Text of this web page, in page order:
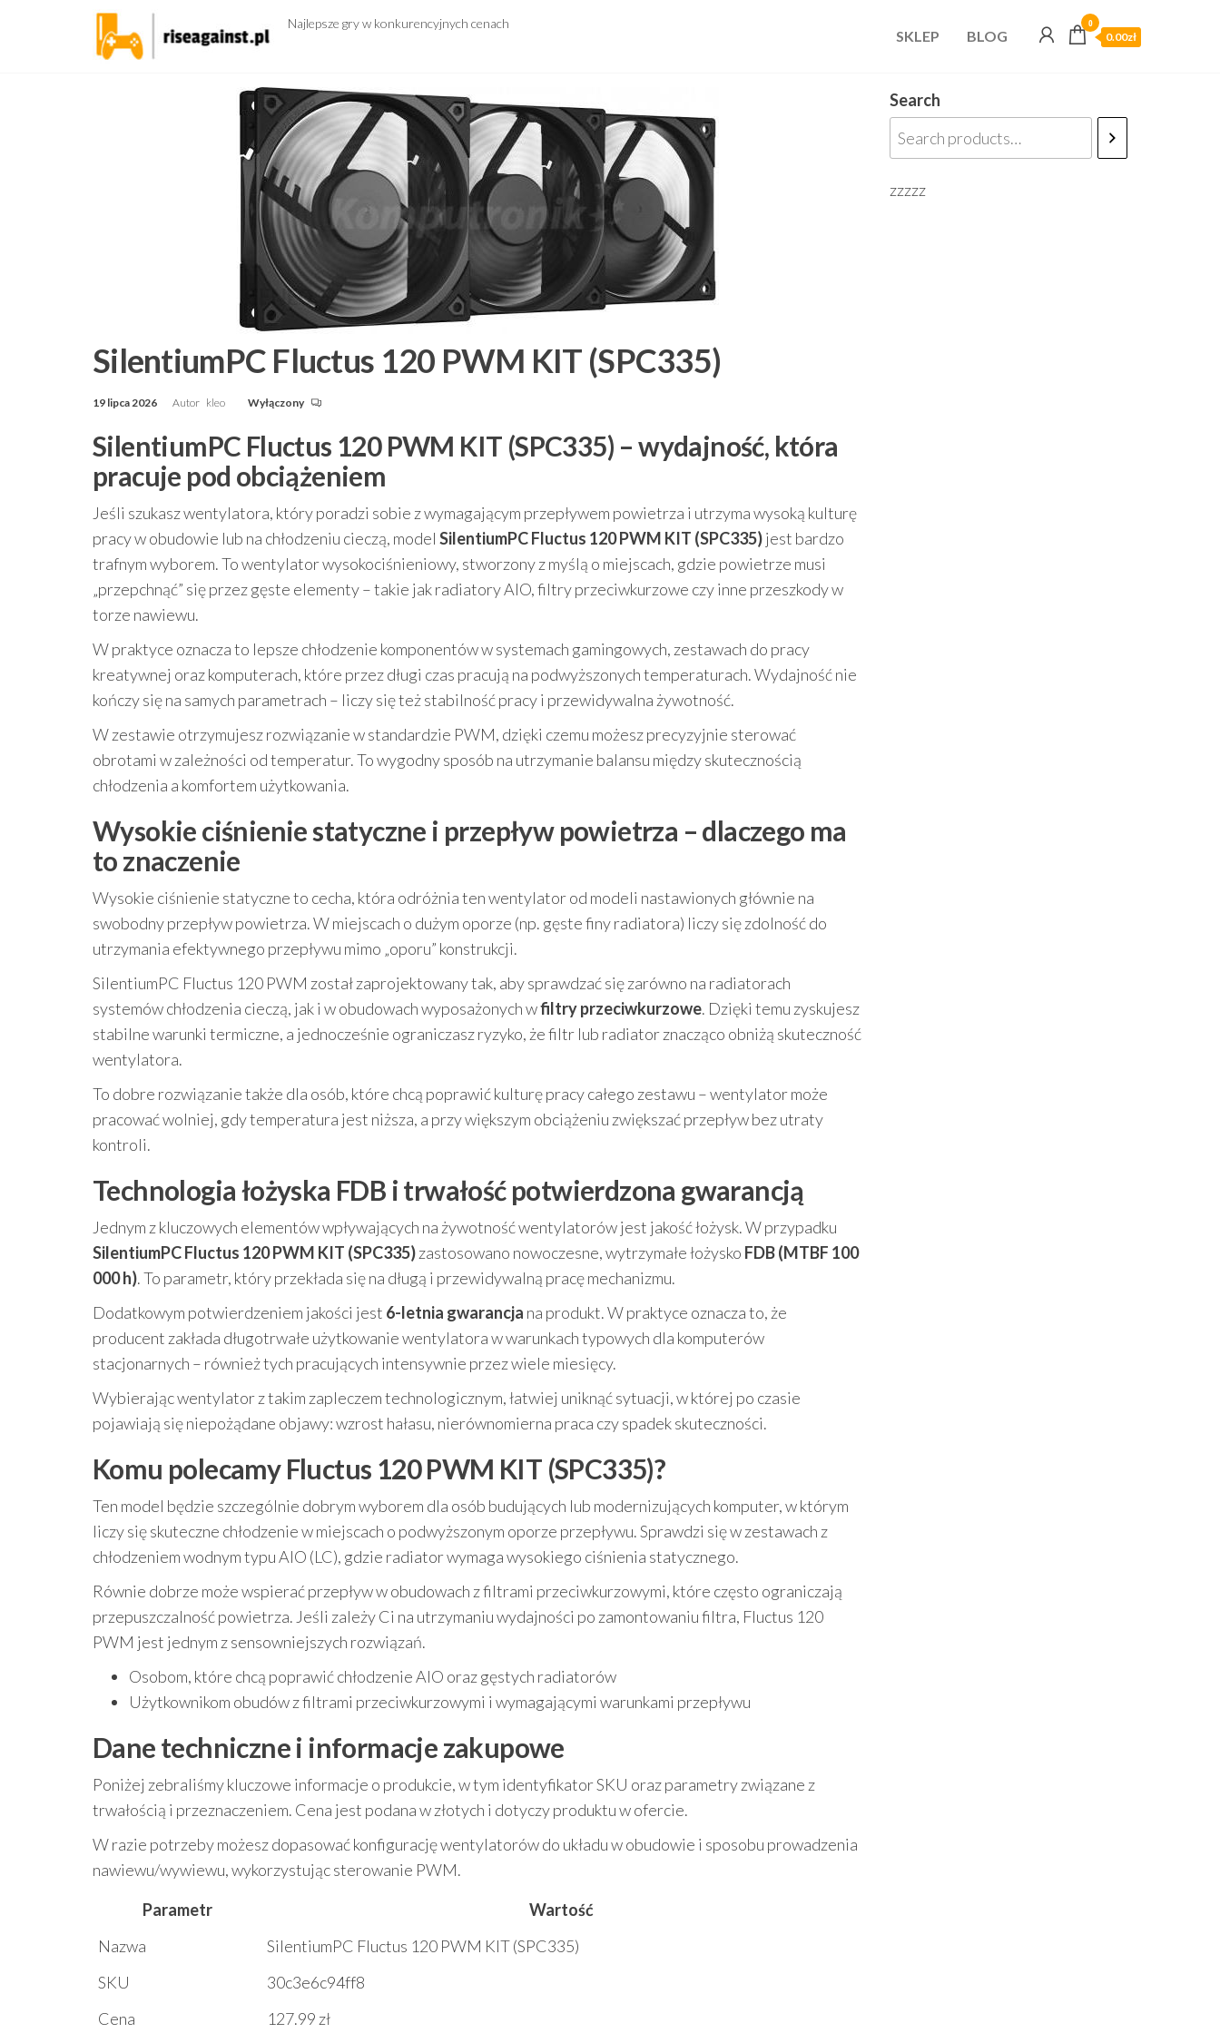
Najlepsze gry w konkurencyjnych cenach
SKLEP BLOG
0
0.00zł
SilentiumPC Fluctus 120 PWM KIT (SPC335)
19 lipca 2026 Autor kleo Wyłączony
SilentiumPC Fluctus 120 PWM KIT (SPC335) – wydajność, która
pracuje pod obciążeniem
Jeśli szukasz wentylatora, który poradzi sobie z wymagającym przepływem powietrza i utrzyma wysoką kulturę
pracy w obudowie lub na chłodzeniu cieczą, model SilentiumPC Fluctus 120 PWM KIT (SPC335)jest bardzo
trafnym wyborem. To wentylator wysokociśnieniowy, stworzony z myślą o miejscach, gdzie powietrze musi
„przepchnąć” się przez gęste elementy – takie jak radiatory AIO, filtry przeciwkurzowe czy inne przeszkody w
torze nawiewu.
W praktyce oznacza to lepsze chłodzenie komponentów w systemach gamingowych, zestawach do pracy
kreatywnej oraz komputerach, które przez długi czas pracują na podwyższonych temperaturach. Wydajność nie
kończy się na samych parametrach – liczy się też stabilność pracy i przewidywalna żywotność.
W zestawie otrzymujesz rozwiązanie w standardzie PWM, dzięki czemu możesz precyzyjnie sterować
obrotami w zależności od temperatur. To wygodny sposób na utrzymanie balansu między skutecznością
chłodzenia a komfortem użytkowania.
Wysokie ciśnienie statyczne i przepływ powietrza – dlaczego ma
to znaczenie
Wysokie ciśnienie statyczne to cecha, która odróżnia ten wentylator od modeli nastawionych głównie na
swobodny przepływ powietrza. W miejscach o dużym oporze (np. gęste finy radiatora) liczy się zdolność do
utrzymania efektywnego przepływu mimo „oporu” konstrukcji.
SilentiumPC Fluctus 120 PWM został zaprojektowany tak, aby sprawdzać się zarówno na radiatorach
systemów chłodzenia cieczą, jak i w obudowach wyposażonych wfiltry przeciwkurzowe. Dzięki temu zyskujesz
stabilne warunki termiczne, a jednocześnie ograniczasz ryzyko, że filtr lub radiator znacząco obniżą skuteczność
wentylatora.
To dobre rozwiązanie także dla osób, które chcą poprawić kulturę pracy całego zestawu – wentylator może
pracować wolniej, gdy temperatura jest niższa, a przy większym obciążeniu zwiększać przepływ bez utraty
kontroli.
Technologia łożyska FDB i trwałość potwierdzona gwarancją
Jednym z kluczowych elementów wpływających na żywotność wentylatorów jest jakość łożysk. W przypadku
SilentiumPC Fluctus 120 PWM KIT (SPC335)zastosowano nowoczesne, wytrzymałe łożysko FDB (MTBF 100
000 h). To parametr, który przekłada się na długą i przewidywalną pracę mechanizmu.
Dodatkowym potwierdzeniem jakości jest 6-letnia gwarancja na produkt. W praktyce oznacza to, że
producent zakłada długotrwałe użytkowanie wentylatora w warunkach typowych dla komputerów
stacjonarnych – również tych pracujących intensywnie przez wiele miesięcy.
Wybierając wentylator z takim zapleczem technologicznym, łatwiej uniknąć sytuacji, w której po czasie
pojawiają się niepożądane objawy: wzrost hałasu, nierównomierna praca czy spadek skuteczności.
Komu polecamy Fluctus 120 PWM KIT (SPC335)?
Ten model będzie szczególnie dobrym wyborem dla osób budujących lub modernizujących komputer, w którym
liczy się skuteczne chłodzenie w miejscach o podwyższonym oporze przepływu. Sprawdzi się w zestawach z
chłodzeniem wodnym typu AIO (LC), gdzie radiator wymaga wysokiego ciśnienia statycznego.
Równie dobrze może wspierać przepływ w obudowach z filtrami przeciwkurzowymi, które często ograniczają
przepuszczalność powietrza. Jeśli zależy Ci na utrzymaniu wydajności po zamontowaniu filtra, Fluctus 120
PWM jest jednym z sensowniejszych rozwiązań.
Osobom, które chcą poprawić chłodzenie AIO oraz gęstych radiatorów
Użytkownikom obudów z filtrami przeciwkurzowymi i wymagającymi warunkami przepływu
Dane techniczne i informacje zakupowe
Poniżej zebraliśmy kluczowe informacje o produkcie, w tym identyfikator SKU oraz parametry związane z
trwałością i przeznaczeniem. Cena jest podana w złotych i dotyczy produktu w ofercie.
W razie potrzeby możesz dopasować konfigurację wentylatorów do układu w obudowie i sposobu prowadzenia
nawiewu/wywiewu, wykorzystując sterowanie PWM.
Parametr
Wartość
Nazwa
SilentiumPC Fluctus 120 PWM KIT (SPC335)
SKU
30c3e6c94ff8
Cena
127.99 zł
Search
zzzzz